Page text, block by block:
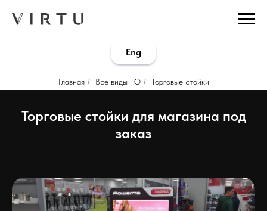
Eng
Главная / Все виды ТО / Торговые стойки
Торговые стойки для магазина под
заказ